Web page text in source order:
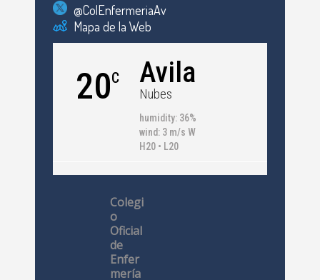
@ColEnfermeriaAv
Mapa de la Web
20C Avila
Nubes
humidity: 36%
wind: 3 m/s W
H20 • L20
Colegi
o
Oficial
de
Enfer
mería